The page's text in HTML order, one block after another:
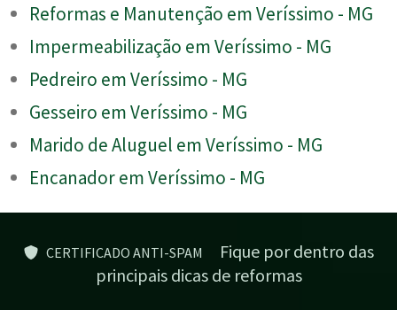
Reformas e Manutenção em Veríssimo - MG
Impermeabilização em Veríssimo - MG
Pedreiro em Veríssimo - MG
Gesseiro em Veríssimo - MG
Marido de Aluguel em Veríssimo - MG
Encanador em Veríssimo - MG
CERTIFICADO ANTI-SPAM
Fique por dentro das
principais dicas de reformas